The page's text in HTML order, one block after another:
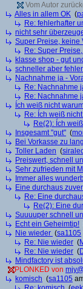
Vom Autor
Alles in allem OK (
Re: fehlerhafter
nicht sehr
Super Preise, keine
Re: Super
klasse shop - gut
schneller aber
Nachnahme ja -
Re: Nachnahme
Re: Nachnahme
Ích weiß nicht
Re: Ích weiß
Re(2): Ích
Insgesamt "gut" (
Bei Vorkasse zu
Toller Laden (
Preiswert, schnell
Sehr zufrieden mit
Immer alles
Eine durchaus
Re: Eine
Re(2): Eine
Suuuuper schnell
Echt ein Geheimtip!
Nie wieder (sa1105
Re: Nie wieder (
Re: Nie wieder (
Mindfactory ist
PLONKED von
komisch (sa1105